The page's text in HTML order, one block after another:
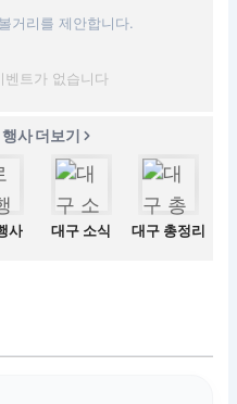
거리를 제안합니다.
벤트가 없습니다
사 더보기
사 대구 소식 대구 총정리